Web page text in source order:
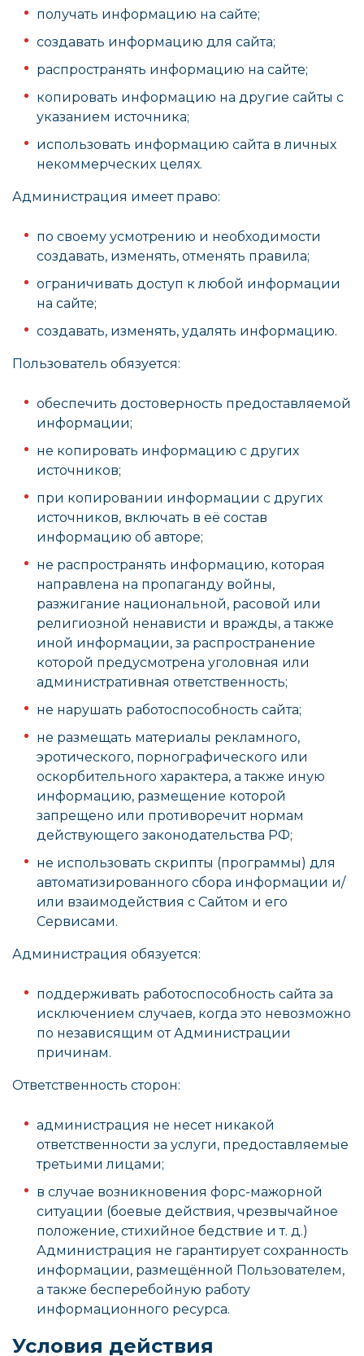
получать информацию на сайте;
создавать информацию для сайта;
распространять информацию на сайте;
копировать информацию на другие сайты с
указанием источника;
использовать информацию сайта в личных
некоммерческих целях.
Администрация имеет право:
по своему усмотрению и необходимости
создавать, изменять, отменять правила;
ограничивать доступ к любой информации
на сайте;
создавать, изменять, удалять информацию.
Пользователь обязуется:
обеспечить достоверность предоставляемой
информации;
не копировать информацию с других
источников;
при копировании информации с других
источников, включать в её состав
информацию об авторе;
не распространять информацию, которая
направлена на пропаганду войны,
разжигание национальной, расовой или
религиозной ненависти и вражды, а также
иной информации, за распространение
которой предусмотрена уголовная или
административная ответственность;
не нарушать работоспособность сайта;
не размещать материалы рекламного,
эротического, порнографического или
оскорбительного характера, а также иную
информацию, размещение которой
запрещено или противоречит нормам
действующего законодательства РФ;
не использовать скрипты (программы) для
автоматизированного сбора информации и/
или взаимодействия с Сайтом и его
Сервисами.
Администрация обязуется:
поддерживать работоспособность сайта за
исключением случаев, когда это невозможно
по независящим от Администрации
причинам.
Ответственность сторон:
администрация не несет никакой
ответственности за услуги, предоставляемые
третьими лицами;
в случае возникновения форс-мажорной
ситуации (боевые действия, чрезвычайное
положение, стихийное бедствие и т. д.)
Администрация не гарантирует сохранность
информации, размещённой Пользователем,
а также бесперебойную работу
информационного ресурса.
Условия действия